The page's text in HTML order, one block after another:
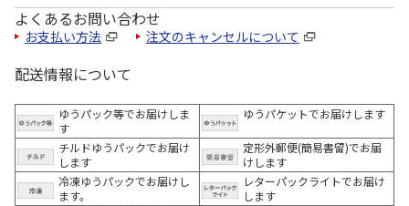
よくあるお問い合わせ
お支払い方法 注文のキャンセルについて
配送情報について
ゆうパック等でお届けしま
す
ゆうパケットでお届けします
チルドゆうパックでお届け
します
定形外郵便(簡易書留)でお届
けします
冷凍ゆうパックでお届けし
ます。
レターパックライトでお届け
します